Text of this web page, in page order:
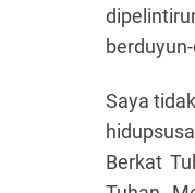
Saya
Berkat